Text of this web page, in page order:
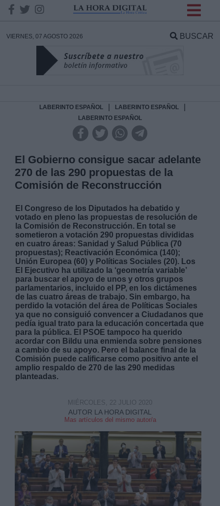
VIERNES, 07 AGOSTO 2026 BUSCAR
LABERINTO ESPAÑOL LABERINTO ESPAÑOL
LABERINTO ESPAÑOL
El Gobierno consigue sacar adelante
270 de las 290 propuestas de la
Comisión de Reconstrucción
El Congreso de los Diputados ha debatido y
votado en pleno las propuestas de resolución de
la Comisión de Reconstrucción. En total se
sometieron a votación 290 propuestas divididas
en cuatro áreas: Sanidad y Salud Pública (70
propuestas); Reactivación Económica (140);
Unión Europea (60) y Políticas Sociales (20). Los
El Ejecutivo ha utilizado la ‘geometría variable’
para buscar el apoyo de unos y otros grupos
parlamentarios, incluido el PP, en los dictámenes
de las cuatro áreas de trabajo. Sin embargo, ha
perdido la votación del área de Políticas Sociales
ya que no consiguió convencer a Ciudadanos que
pedía igual trato para la educación concertada que
para la pública. El PSOE tampoco ha querido
acordar con Bildu una enmienda sobre pensiones
a cambio de su apoyo. Pero el balance final de la
Comisión puede calificarse como positivo ante el
amplio respaldo de 270 de las 290 medidas
planteadas.
AUTOR LA HORA DIGITAL
Mas artículos del mismo autor/a
MIÉRCOLES, 22 JULIO 2020
DATOS
Responsable:
Derechos:
link
Información adicional
link